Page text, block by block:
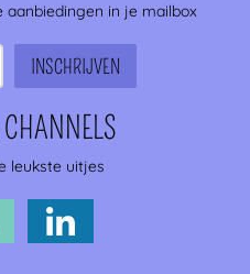
aanbiedingen in je mailbox
leukste uitjes